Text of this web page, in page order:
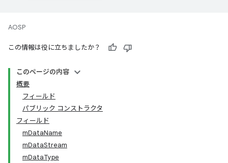
AOSP
この情報は役に立ちましたか？
このページの内容
概要
フィールド
パブリック コンストラクタ
フィールド
mDataName
mDataStream
mDataType